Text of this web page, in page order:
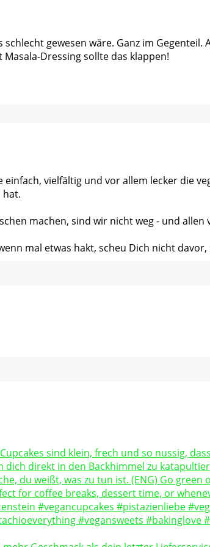
gewesen wäre. Ganz im
Dressing sollte das klappen!
einfach, vielfältig und vor allem lecker die
hat.
machen, sind wir nicht weg - und
mal etwas hakt, scheu Dich nicht davor,